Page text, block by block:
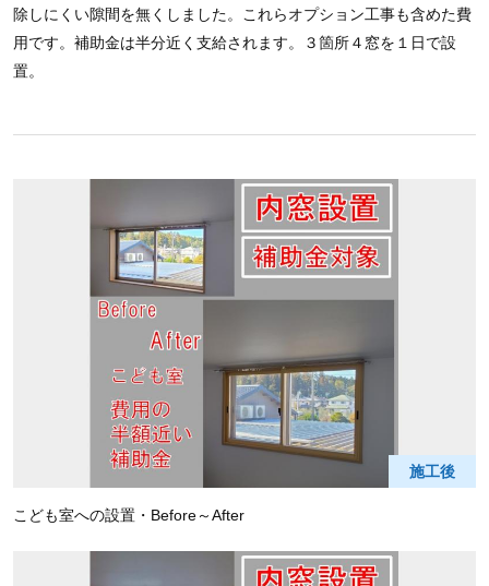
除しにくい隙間を無くしました。これらオプション工事も含めた費
用です。補助金は半分近く支給されます。３箇所４窓を１日で設
置。
施工後
こども室への設置・Before～After